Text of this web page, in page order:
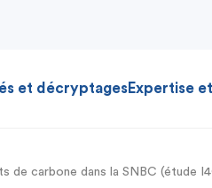
et décryptagesExpertise
de carbone dans la SNBC (étude